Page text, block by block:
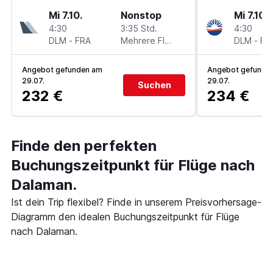
Mi 7.10.
4:30
DLM - FRA
Nonstop
3:35 Std.
Mehrere Fluglinien
Angebot gefunden am
29.07.
232 €
Suchen
Mi 7.10.
4:30
DLM -
Angebot
29.07.
234 €
Finde den perfekten
Buchungszeitpunkt für Flüge nach
Dalaman.
Ist dein Trip flexibel? Finde in unserem Preisvorhersage-
Diagramm den idealen Buchungszeitpunkt für Flüge
nach Dalaman.